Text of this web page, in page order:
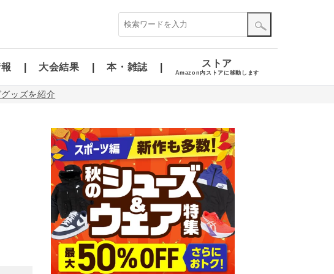
大会結果 本・雑誌 ストア
Amazon内ストアに移動します
ッズを紹介